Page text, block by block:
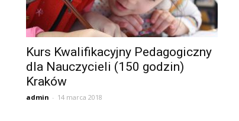
Kurs Kwalifikacyjny Pedagogiczny
dla Nauczycieli (150 godzin)
Kraków
admin - 14 marca 2018